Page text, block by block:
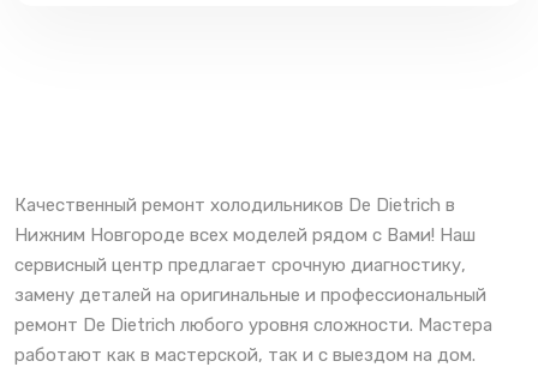
Качественный ремонт холодильников De Dietrich в
Нижним Новгороде всех моделей рядом с Вами! Наш
сервисный центр предлагает срочную диагностику,
замену деталей на оригинальные и профессиональный
ремонт De Dietrich любого уровня сложности. Мастера
работают как в мастерской, так и с выездом на дом.